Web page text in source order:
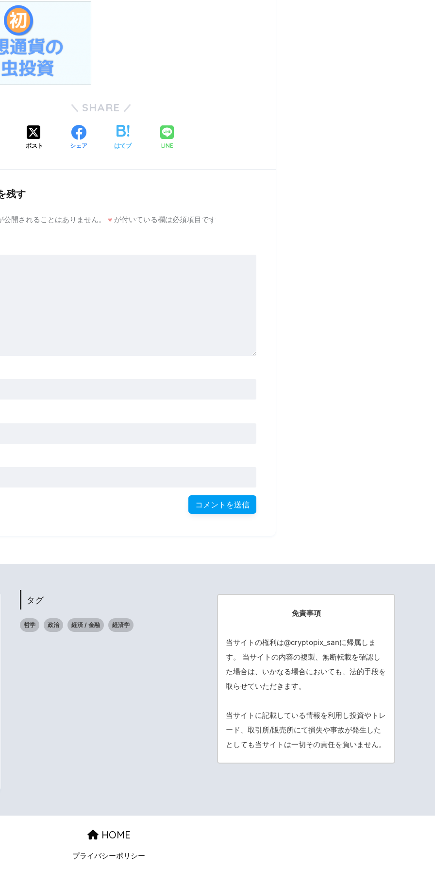
SHARE
ポスト シェア はてブ LINE
残す
開されることはありません。 ※が付いている欄は必須項目です
タグ
哲学 政治 経済 / 金融 経済学
免責事項
当サイトの権利は@cryptopix_sanに帰属しま
す。 当サイトの内容の複製、無断転載を確認し
た場合は、いかなる場合においても、法的手段を
取らせていただきます。
当サイトに記載している情報を利用し投資やトレ
ード、取引所/販売所にて損失や事故が発生した
としても当サイトは一切その責任を負いません。
HOME
プライバシーポリシー